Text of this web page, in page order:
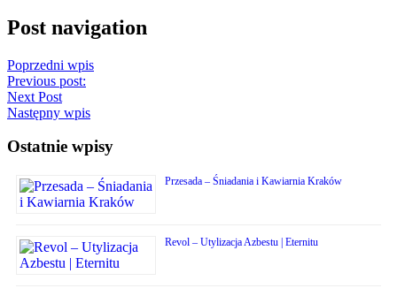
Post navigation
Poprzedni wpis
Previous post:
Next Post
Następny wpis
Ostatnie wpisy
Przesada – Śniadania i Kawiarnia Kraków
Revol – Utylizacja Azbestu | Eternitu